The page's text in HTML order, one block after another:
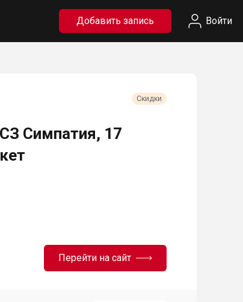
Добавить запись Войти
Скидки
Симпатия, 17
Перейти на сайт